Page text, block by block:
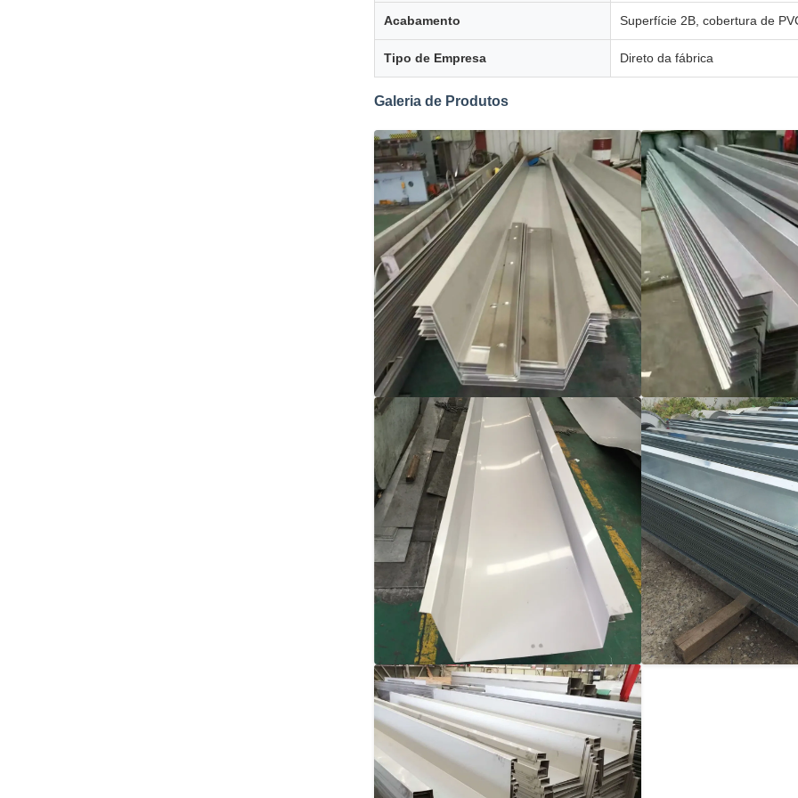
Acabamento Superfície 2B, cobertura de
Tipo de Empresa Direto da fábrica
Galeria de Produtos